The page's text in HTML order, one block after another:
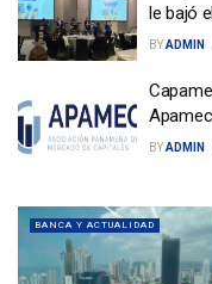
le bajó
BYADMIN
Apamec
BYADMIN
BANCA Y ACTUALIDAD